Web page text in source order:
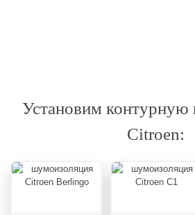
Установим контурную
Citroen: